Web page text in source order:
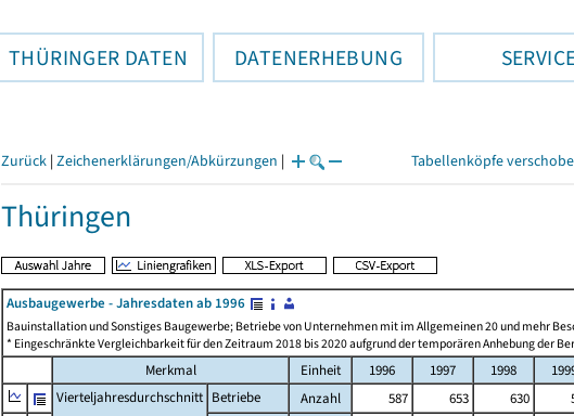
THÜRINGER DATEN DATENERHEBUNG
Zurück | Zeichenerklärungen/Abkürzungen | Tabellenköpfe
Thüringen
Ausbaugewerbe - Jahresdaten ab 1996
Bauinstallation und Sonstiges Baugewerbe; Betriebe von Unternehmen mit im Allgemeinen 20 und mehr
* Eingeschränkte Vergleichbarkeit für den Zeitraum 2018 bis 2020 aufgrund der temporären Anhebung der
Merkmal Einheit 1996 1997 1998
Vierteljahresdurchschnitt Betriebe Anzahl 587 653 630